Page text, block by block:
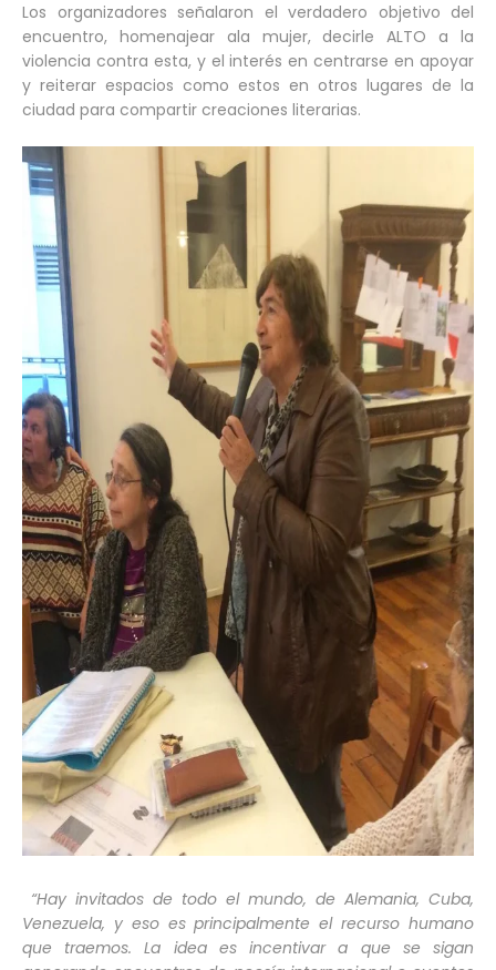
Los organizadores señalaron el verdadero objetivo del
encuentro, homenajear ala mujer, decirle ALTO a la
violencia contra esta, y el interés en centrarse en apoyar
y reiterar espacios como estos en otros lugares de la
ciudad para compartir creaciones literarias.
“Hay invitados de todo el mundo, de Alemania, Cuba,
Venezuela, y eso es principalmente el recurso humano
que traemos. La idea es incentivar a que se sigan